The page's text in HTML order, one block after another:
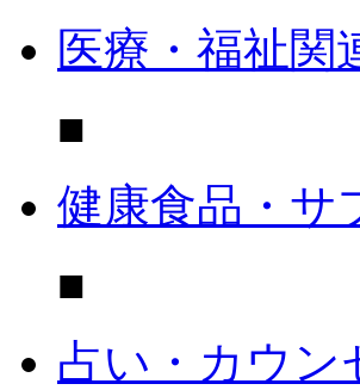
医療・福祉関
■
健康食品・サ
■
占い・カウン